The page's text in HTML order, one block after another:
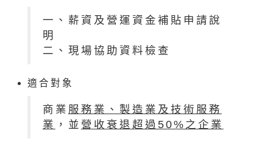
一、薪資及營運資金補貼申請說
明
二、現場協助資料檢查
適合對象
商業 服務業、製造業及技術服務
業 ，並 營收衰退超過50%之企業